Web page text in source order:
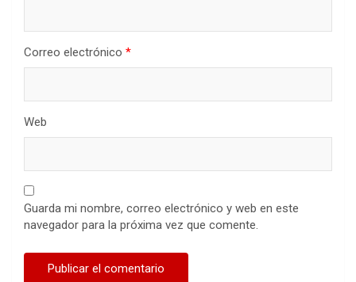
Correo electrónico *
Web
Guarda mi nombre, correo electrónico y web en este
navegador para la próxima vez que comente.